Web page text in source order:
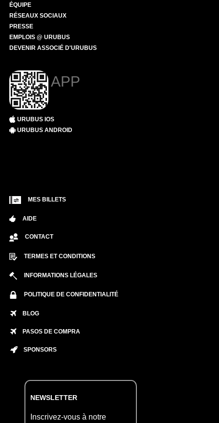
ÉQUIPE
RÉSEAUX SOCIAUX
PRESSE
EMPLOIS @ URUBUS
DEVENIR ASSOCIÉ D'URUBUS
APP
URUBUS IOS
URUBUS ANDROID
MES BILLETS
AIDE
CONTACT
TERMES ET CONDITIONS
INFORMATIONS LÉGALES
POLITIQUE DE CONFIDENTIALITÉ
BLOG
PASOS DE COMPRA
SPONSORS
NEWSLETTER
Inscrivez-vous à notre